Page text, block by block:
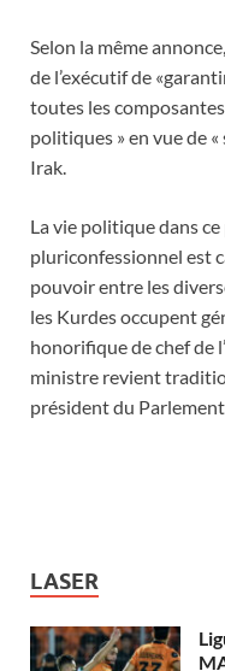
Selon la même
de l’exécutif de
toutes les
politiques » en vue de
Irak.
La vie politique dans
pluriconfessionnel est
pouvoir entre les
les Kurdes occupent
honorifique de chef de
ministre revient
président du
LASER